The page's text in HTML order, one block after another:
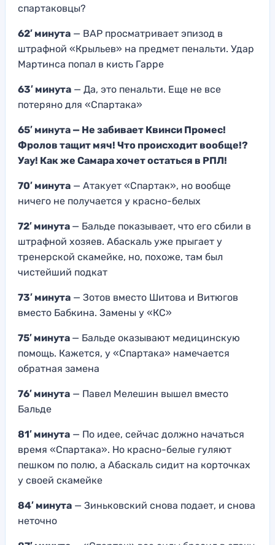
спартаковцы?
62′ минута — ВАР просматривает эпизод в
штрафной «Крыльев» на предмет пенальти. Удар
Мартинса попал в кисть Гарре
63′ минута — Да, это пенальти. Еще не все
потеряно для «Спартака»
65′ минута — Не забивает Квинси Промес!
Фролов тащит мяч! Что происходит вообще!?
Уау! Как же Самара хочет остаться в РПЛ!
70′ минута — Атакует «Спартак», но вообще
ничего не получается у красно-белых
72′ минута — Бальде показывает, что его сбили в
штрафной хозяев. Абаскаль уже прыгает у
тренерской скамейке, но, похоже, там был
чистейший подкат
73′ минута — Зотов вместо Шитова и Витюгов
вместо Бабкина. Замены у «КС»
75′ минута — Бальде оказывают медицинскую
помощь. Кажется, у «Спартака» намечается
обратная замена
76′ минута — Павел Мелешин вышел вместо
Бальде
81′ минута — По идее, сейчас должно начаться
время «Спартака». Но красно-белые гуляют
пешком по полю, а Абаскаль сидит на корточках
у своей скамейке
84′ минута — Зиньковский снова подает, и снова
неточно